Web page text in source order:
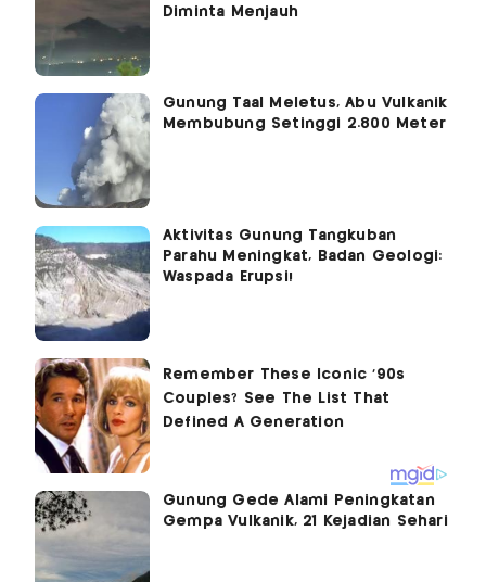
Diminta Menjauh
Gunung Taal Meletus, Abu Vulkanik
Membubung Setinggi 2.800 Meter
Aktivitas Gunung Tangkuban
Parahu Meningkat, Badan Geologi:
Waspada Erupsi!
Gunung Gede Alami Peningkatan
Gempa Vulkanik, 21 Kejadian Sehari